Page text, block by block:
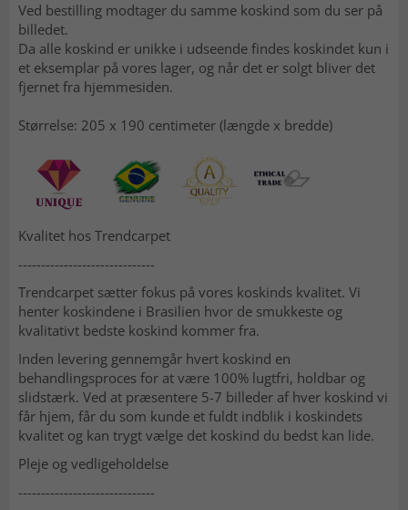
Ved bestilling modtager du samme koskind som du ser på
billedet.
Da alle koskind er unikke i udseende findes koskindet kun i
et eksemplar på vores lager, og når det er solgt bliver det
fjernet fra hjemmesiden.
Størrelse: 205 x 190 centimeter (længde x bredde)
Kvalitet hos Trendcarpet
------------------------------
Trendcarpet sætter fokus på vores koskinds kvalitet. Vi
henter koskindene i Brasilien hvor de smukkeste og
kvalitativt bedste koskind kommer fra.
Inden levering gennemgår hvert koskind en
behandlingsproces for at være 100% lugtfri, holdbar og
slidstærk. Ved at præsentere 5-7 billeder af hver koskind vi
får hjem, får du som kunde et fuldt indblik i koskindets
kvalitet og kan trygt vælge det koskind du bedst kan lide.
Pleje og vedligeholdelse
------------------------------